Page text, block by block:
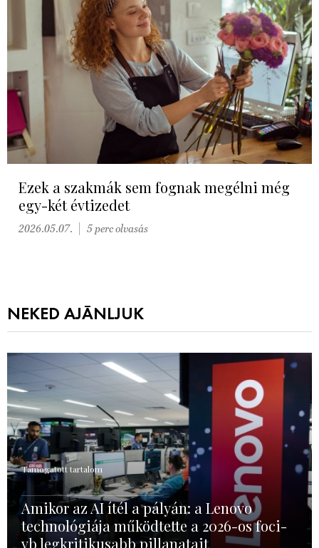
Ezek a szakmák sem fognak megélni még
egy-két évtizedet
2026.05.07. 5 perc olvasás
NEKED AJÁNLJUK
Támogatott tartalom
Amikor az AI ítél a pályán: a Lenovo
technológiája működtette a 2026-os foci-
vb legkritikusabb pillanatait